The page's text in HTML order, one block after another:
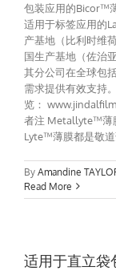
包装应用的Bicor™
适用于标签应用的
产基地（比利时维
国生产基地（佐治
其分公司在全球包
需求提供有效支持
览：
者注 Metallyte™薄
Lyte™薄膜都是敬
By Amandine
Read More
适用于直立袋